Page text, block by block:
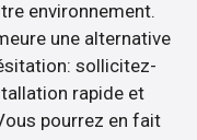
environnement.
une alternative
sollicitez-
rapide et
pourrez en fait